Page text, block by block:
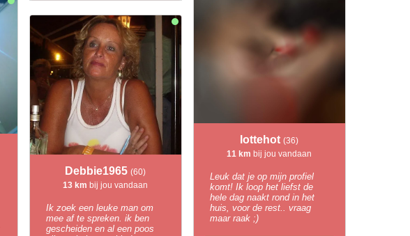
Debbie1965(60)
13 km bij jou vandaan
Ik zoek een leuke man om
mee af te spreken. ik ben
gescheiden en al een poos
lottehot(36)
11 km bij jou vandaan
Leuk dat je op mijn profiel
komt! Ik loop het liefst de
hele dag naakt rond in het
huis, voor de rest.. vraag
maar raak ;)